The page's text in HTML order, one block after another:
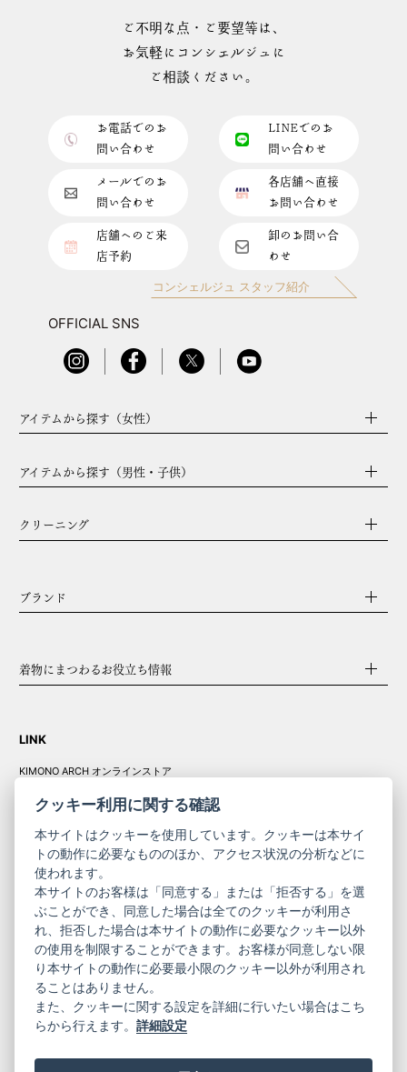
ご不明な点・ご要望等は、
お気軽にコンシェルジュに
ご相談ください。
お電話でのお
問い合わせ
LINEでのお
問い合わせ
メールでのお
問い合わせ
各店舗へ直接
お問い合わせ
店舗へのご来
店予約
卸のお問い合
わせ
コンシェルジュ スタッフ紹介
OFFICIAL SNS
アイテムから探す（女性）
アイテムから探す（男性・子供）
クリーニング
ブランド
着物にまつわるお役立ち情報
LINK
KIMONO ARCH オンラインストア
コーポレート
サイト
きものやまと振
袖
サイト
ニュースレター
ご利用案内
お問い合わせ
プライバシーポリシー
特定商取引法に基づく表記
ご利用規約
クッキー利用に関する確認
本サイトはクッキーを使用しています。クッキーは本サイ
トの動作に必要なもののほか、アクセス状況の分析などに
使われます。
本サイトのお客様は「同意する」または「拒否する」を選
ぶことができ、同意した場合は全てのクッキーが利用さ
れ、拒否した場合は本サイトの動作に必要なクッキー以外
の使用を制限することができます。お客様が同意しない限
り本サイトの動作に必要最小限のクッキー以外が利用され
ることはありません。
また、クッキーに関する設定を詳細に行いたい場合はこち
らから行えます。詳細設定